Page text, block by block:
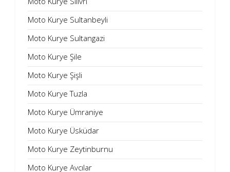
Moto Kurye Sultanbeyli
Moto Kurye Sultangazi
Moto Kurye Şile
Moto Kurye Şişli
Moto Kurye Tuzla
Moto Kurye Ümraniye
Moto Kurye Üsküdar
Moto Kurye Zeytinburnu
Moto Kurye Avcılar